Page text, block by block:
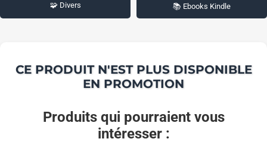
🧩 Divers 📚 Ebooks Kindle
CE PRODUIT N'EST PLUS DISPONIBLE
EN PROMOTION
Produits qui pourraient vous
intéresser :